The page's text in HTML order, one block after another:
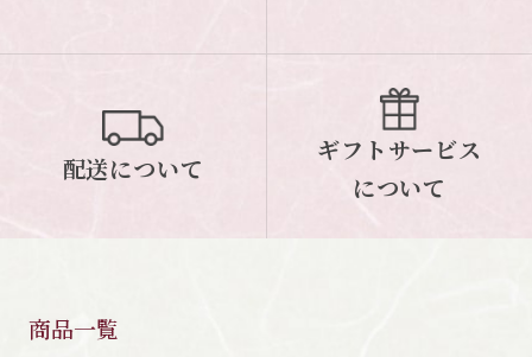
配送について
ギフトサービス
について
商品一覧